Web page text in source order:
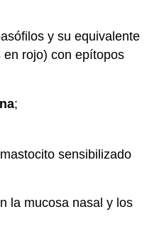
y su equivalente
rojo) con epítopos
;
sensibilizado
la mucosa nasal y los